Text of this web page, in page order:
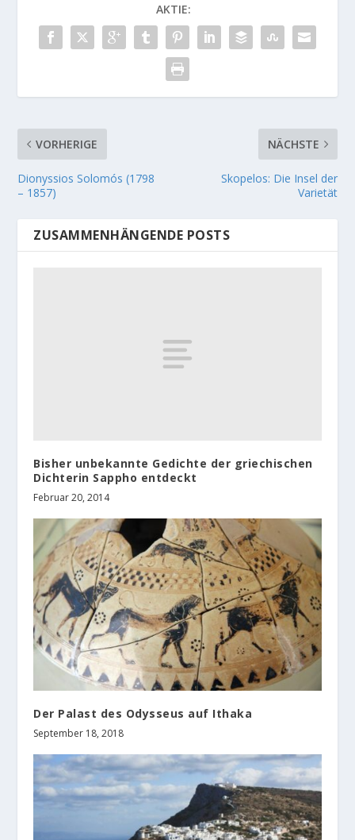
AKTIE:
VORHERIGE
Dionyssios Solomós (1798
– 1857)
NÄCHSTE
Skopelos: Die Insel der
Varietät
ZUSAMMENHÄNGENDE POSTS
Bisher unbekannte Gedichte der griechischen
Dichterin Sappho entdeckt
Februar 20, 2014
Der Palast des Odysseus auf Ithaka
September 18, 2018